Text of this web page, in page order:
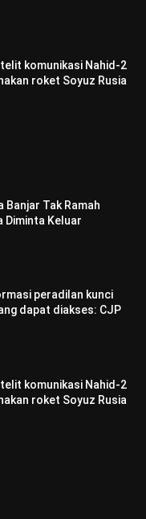
komunikasi Nahid-2
roket Soyuz Rusia
Banjar Tak Ramah
Diminta Keluar
peradilan kunci
dapat diakses: CJP
komunikasi Nahid-2
roket Soyuz Rusia